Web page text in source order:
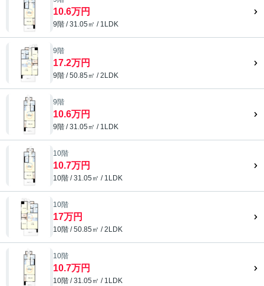
10.6万円
9階 / 31.05㎡ / 1LDK
9階
17.2万円
9階 / 50.85㎡ / 2LDK
9階
10.6万円
9階 / 31.05㎡ / 1LDK
10階
10.7万円
10階 / 31.05㎡ / 1LDK
10階
17万円
10階 / 50.85㎡ / 2LDK
10階
10.7万円
10階 / 31.05㎡ / 1LDK